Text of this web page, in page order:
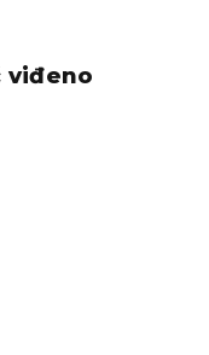
viđeno